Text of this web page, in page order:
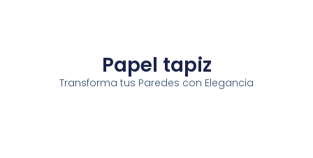
Papel tapiz
Transforma tus Paredes con Elegancia